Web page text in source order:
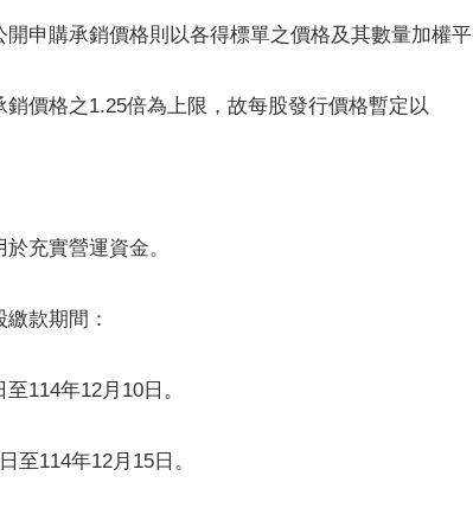
申購承銷價格則以各得標單之價格及其數量加權平
價格之1.25倍為上限，故每股發行價格暫定以
充實營運資金。
款期間：
114年12月10日。
至114年12月15日。